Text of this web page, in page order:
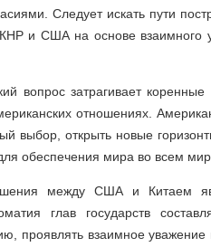
Следует искать пути
и США на основе взаимного
вопрос затрагивает
отношениях.
выбор, открыть новые
обеспечения мира во всем
между США и Китаем
глав государств
проявлять взаимное